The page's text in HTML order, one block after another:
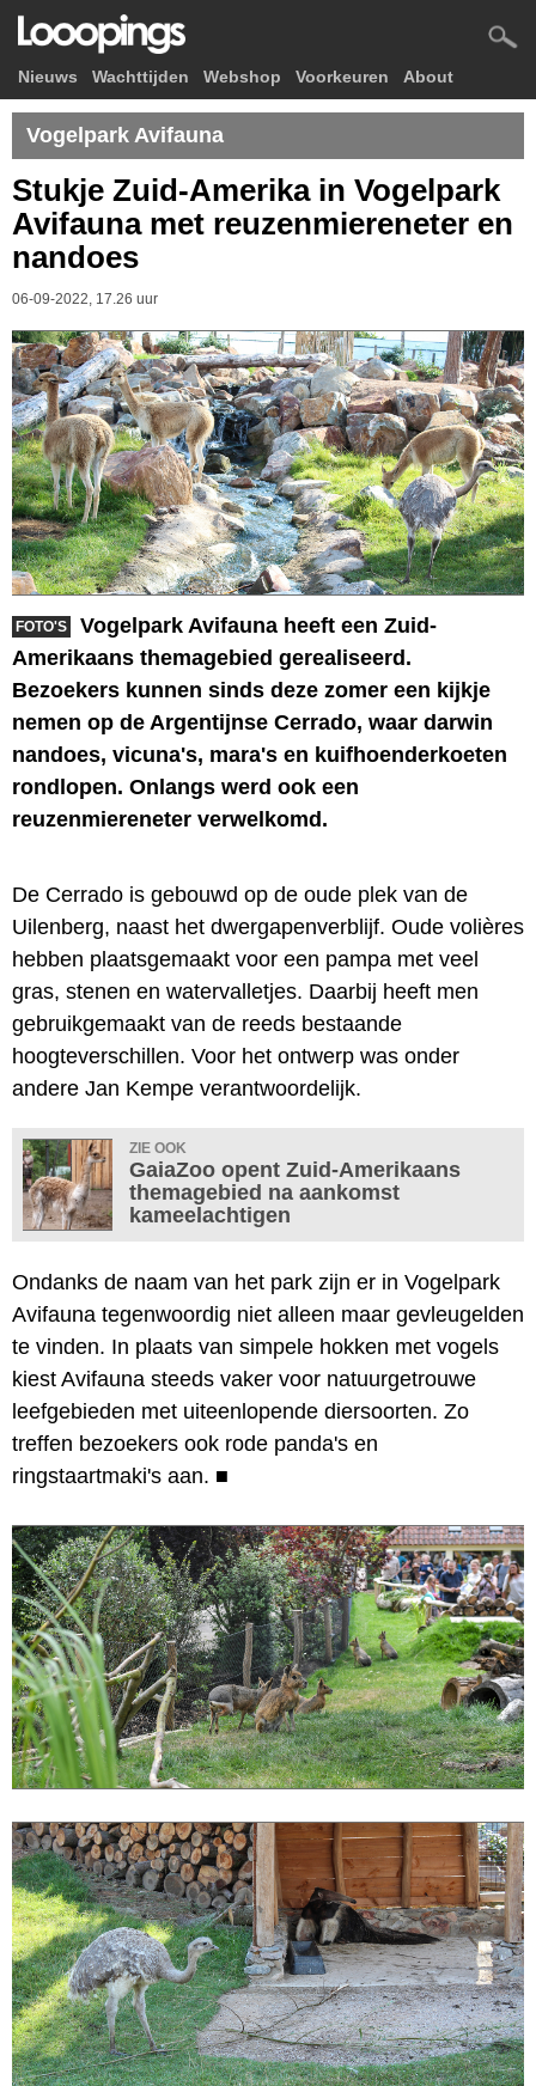
Nieuws Wachttijden Webshop Voorkeuren About
Vogelpark Avifauna
Stukje Zuid-Amerika in Vogelpark
Avifauna met reuzenmiereneter en
nandoes
06-09-2022, 17.26 uur
FOTO'S
Vogelpark Avifauna heeft een Zuid-
Amerikaans themagebied gerealiseerd.
Bezoekers kunnen sinds deze zomer een kijkje
nemen op de Argentijnse Cerrado, waar darwin
nandoes, vicuna's, mara's en kuifhoenderkoeten
rondlopen. Onlangs werd ook een
reuzenmiereneter verwelkomd.
De Cerrado is gebouwd op de oude plek van de
Uilenberg, naast het dwergapenverblijf. Oude volières
hebben plaatsgemaakt voor een pampa met veel
gras, stenen en watervalletjes. Daarbij heeft men
gebruikgemaakt van de reeds bestaande
hoogteverschillen. Voor het ontwerp was onder
andere Jan Kempe verantwoordelijk.
ZIE OOK
GaiaZoo opent Zuid-Amerikaans
themagebied na aankomst
kameelachtigen
Ondanks de naam van het park zijn er in Vogelpark
Avifauna tegenwoordig niet alleen maar gevleugelden
te vinden. In plaats van simpele hokken met vogels
kiest Avifauna steeds vaker voor natuurgetrouwe
leefgebieden met uiteenlopende diersoorten. Zo
treffen bezoekers ook rode panda's en
ringstaartmaki's aan. ■